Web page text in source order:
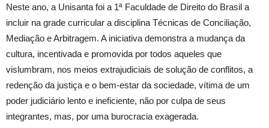
Neste ano, a Unisanta foi a 1ª Faculdade de Direito do Brasil a
incluir na grade curricular a disciplina Técnicas de Conciliação,
Mediação e Arbitragem. A iniciativa demonstra a mudança da
cultura, incentivada e promovida por todos aqueles que
vislumbram, nos meios extrajudiciais de solução de conflitos, a
redenção da justiça e o bem-estar da sociedade, vítima de um
poder judiciário lento e ineficiente, não por culpa de seus
integrantes, mas, por uma burocracia exagerada.